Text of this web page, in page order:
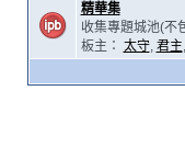
精華集
收集專題城池(不
板主： 太守, 君主,